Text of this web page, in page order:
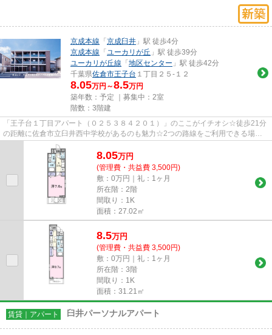
京成本線 「 京成臼井 」駅 徒歩4分
京成本線 「 ユーカリが丘 」駅 徒歩39分
ユーカリが丘線 「 地区センター 」駅 徒歩42分
千葉県佐倉市王子台 １丁目２５-１２
8.05万円～8.5万円
築年数：予定 ｜募集中： 2室
階数：3階建
「王子台１丁目アパート（０２５３８４２０１）」のここがイチオシ☆徒歩21分
の距離に佐倉市立臼井西中学校があるのも魅力☆2つの路線をご利用できる場所
にあり、アクセスはとても便利で...
8.05万円
(管理費・共益費 3,500円)
敷：0万円｜礼：1ヶ月
所在階：2階
間取り：1K
面積：27.02㎡
8.5万円
(管理費・共益費 3,500円)
敷：0万円｜礼：1ヶ月
所在階：3階
間取り：1K
面積：31.21㎡
賃貸｜アパート 臼井パーソナルアパート